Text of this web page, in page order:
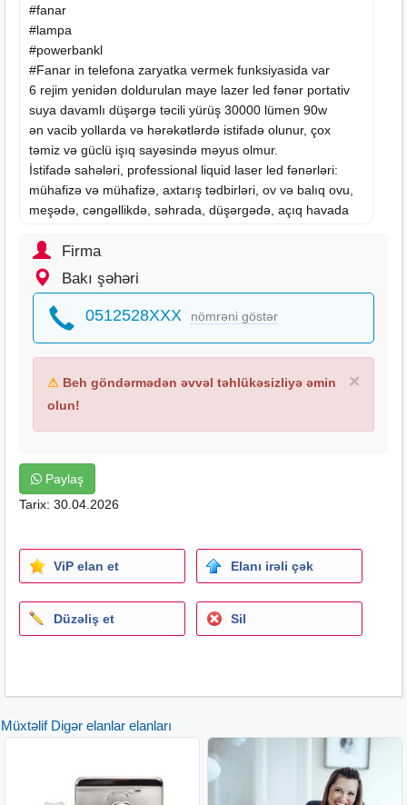
#fanar
#lampa
#powerbankl
#Fanar in telefona zaryatka vermek funksiyasida var
6 rejim yenidən doldurulan maye lazer led fənər portativ
suya davamlı düşərgə təcili yürüş 30000 lümen 90w
ən vacib yollarda və hərəkətlərdə istifadə olunur, çox
təmiz və güclü işıq sayəsində məyus olmur.
İstifadə sahələri, professional liquid laser led fənərləri:
mühafizə və mühafizə, axtarış tədbirləri, ov və balıq ovu,
meşədə, cəngəllikdə, səhrada, düşərgədə, açıq havada
Fənər yığcamdır və orta və yüksək intensivlikli mexaniki
zərbələrə davamlıdır.
Son dərəcə güclü maye lazer led fənər fənər zoom
bazarında dairəvi nöqtə ilə
ən güclü fənərlərdən biri olan yeni modeldir.
floresan əlavələr
zoom
dəyirmi nöqtəli
4 çox güclü təkrar doldurulan batareya ilə təchiz
edilmişdir.
Maksimum diapazon 1500 metr
funksiyaları: çox addımlı tənzimləmə
məhsulun çəkisi: 711 q (batareyasız) 898 q (batareya ilə)
doldurma interfeysi: c növü
lümen:: 30000 lm
Firma
Bakı şəhəri
0512528XXX nömrəni göstər
×
⚠ Beh göndərmədən əvvəl təhlükəsizliyə əmin
olun!
Paylaş
Tarix: 30.04.2026
ViP elan et Elanı irəli çək
Düzəliş et Sil
Müxtəlif Digər elanlar elanları